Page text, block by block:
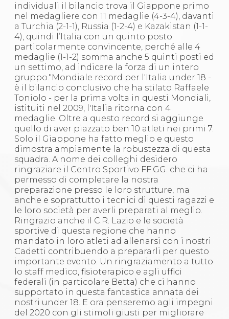
individuali il bilancio trova il Giappone primo
nel medagliere con 11 medaglie (4-3-4), davanti
a Turchia (2-1-1), Russia (1-2-4) e Kazakistan (1-1-
4), quindi l’Italia con un quinto posto
particolarmente convincente, perché alle 4
medaglie (1-1-2) somma anche 5 quinti posti ed
un settimo, ad indicare la forza di un intero
gruppo."Mondiale record per l'Italia under 18 -
è il bilancio conclusivo che ha stilato Raffaele
Toniolo - per la prima volta in questi Mondiali,
istituiti nel 2009, l'Italia ritorna con 4
medaglie. Oltre a questo record si aggiunge
quello di aver piazzato ben 10 atleti nei primi 7.
Solo il Giappone ha fatto meglio e questo
dimostra ampiamente la robustezza di questa
squadra. A nome dei colleghi desidero
ringraziare il Centro Sportivo FF.GG. che ci ha
permesso di completare la nostra
preparazione presso le loro strutture, ma
anche e soprattutto i tecnici di questi ragazzi e
le loro società per averli preparati al meglio.
Ringrazio anche il C.R. Lazio e le società
sportive di questa regione che hanno
mandato in loro atleti ad allenarsi con i nostri
Cadetti contribuendo a prepararli per questo
importante evento. Un ringraziamento a tutto
lo staff medico, fisioterapico e agli uffici
federali (in particolare Betta) che ci hanno
supportato in questa fantastica annata dei
nostri under 18. E ora penseremo agli impegni
del 2020 con gli stimoli giusti per migliorare